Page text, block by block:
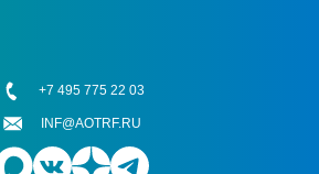
+7 495 775 22 03
INF@AOTRF.RU